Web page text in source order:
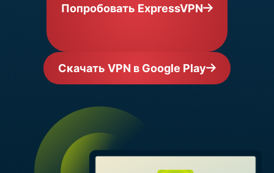
Попробовать ExpressVPN
Скачать VPN в Google Play